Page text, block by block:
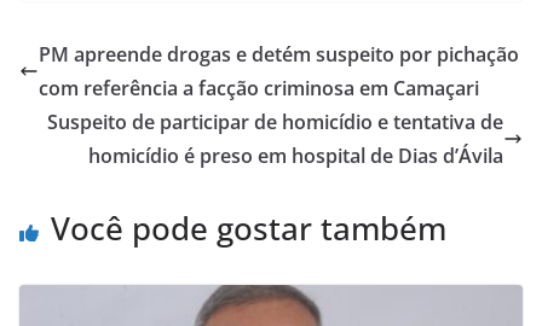
s
A
p
p
e
b
o
o
l e
PM apreende drogas e detém suspeito por pichação
com referência a facção criminosa em Camaçari
Suspeito de participar de homicídio e tentativa de
homicídio é preso em hospital de Dias d’Ávila
Você pode gostar também